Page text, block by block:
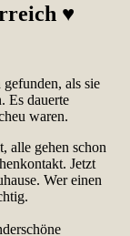
♥
als sie
Es dauerte
waren.
alle gehen schon
Jetzt
Wer einen